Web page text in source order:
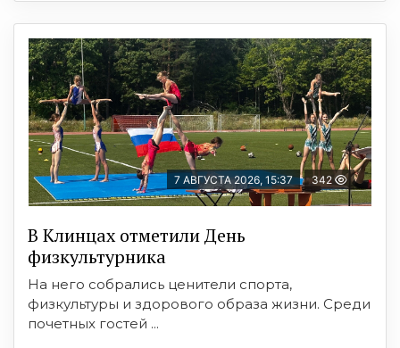
7 АВГУСТА 2026, 15:37 342
В Клинцах отметили День
физкультурника
На него собрались ценители спорта,
физкультуры и здорового образа жизни. Среди
почетных гостей ...